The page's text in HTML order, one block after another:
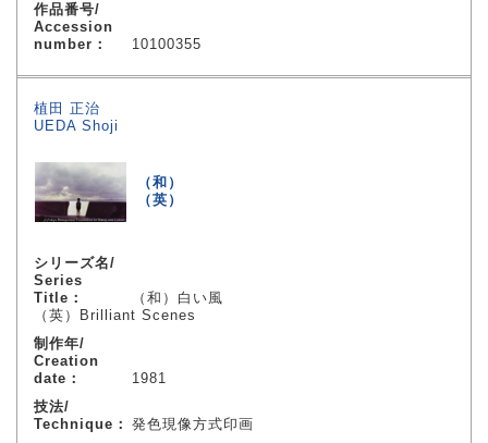
作品番号/
Accession
number：
10100355
植田 正治
UEDA Shoji
（和）
（英）
シリーズ名/
Series
Title：
（和）白い風
（英）Brilliant Scenes
制作年/
Creation
date：
1981
技法/
Technique： 発色現像方式印画